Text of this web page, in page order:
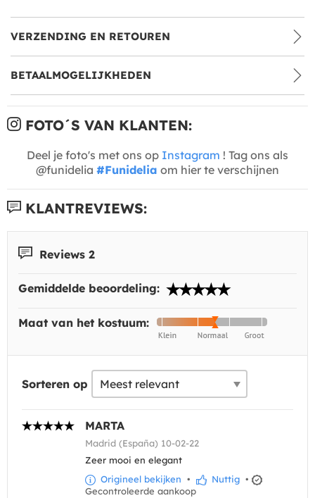
VERZENDING EN RETOUREN
BETAALMOGELIJKHEDEN
FOTO´S VAN KLANTEN:
Deel je foto's met ons op Instagram ! Tag ons als
@funidelia #Funidelia om hier te verschijnen
KLANTREVIEWS:
Reviews 2
Gemiddelde beoordeling:
Maat van het kostuum:
Sorteren op
MARTA
Madrid (España) 10-02-22
Zeer mooi en elegant
Origineel bekijken • Nuttig •
Gecontroleerde aankoop